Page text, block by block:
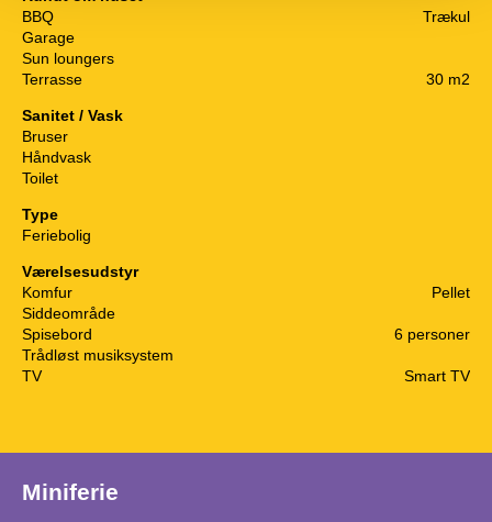
BBQ
Trækul
Garage
Sun loungers
Terrasse
30 m2
Sanitet / Vask
Bruser
Håndvask
Toilet
Type
Feriebolig
Værelsesudstyr
Komfur
Pellet
Siddeområde
Spisebord
6 personer
Trådløst musiksystem
TV
Smart TV
Miniferie